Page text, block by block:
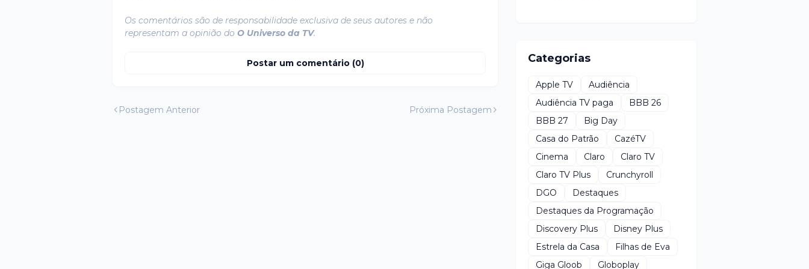
Os comentários são de responsabilidade exclusiva de seus autores e não
representam a opinião do O Universo da TV.
Postar um comentário (0)
Postagem Anterior Próxima Postagem
Categorias
Apple TV
Audiência
Audiência TV paga
BBB 26
BBB 27
Big Day
Casa do Patrão
CazéTV
Cinema
Claro
Claro TV
Claro TV Plus
Crunchyroll
DGO
Destaques
Destaques da Programação
Discovery Plus
Disney Plus
Estrela da Casa
Filhas de Eva
Giga Gloob
Globoplay